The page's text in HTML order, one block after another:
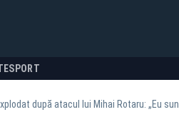
SPORT
după atacul lui Mihai Rotaru: „Eu